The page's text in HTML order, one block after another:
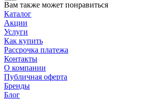
Вам также может понравиться
Каталог
Акции
Услуги
Как купить
Рассрочка платежа
Контакты
О компании
Публичная оферта
Бренды
Блог